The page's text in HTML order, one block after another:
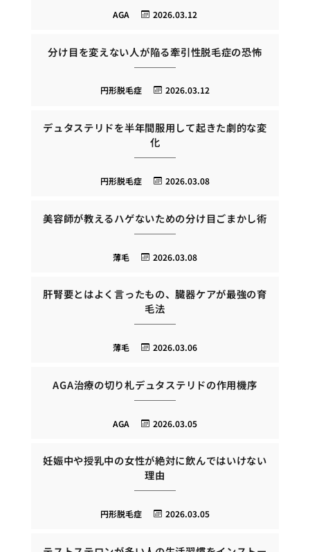
2026.03.12
AGA
分け目を変えない人が陥る牽引性脱毛症の恐怖
2026.03.12
円形脱毛症
デュタステリドを半年間服用して起きた劇的な変
化
2026.03.08
円形脱毛症
美容師が教えるハゲないための分け目ごまかし術
2026.03.08
薄毛
肝腎要とはよく言ったもの、臓器ケアが最強の育
毛法
2026.03.06
薄毛
AGA治療の切り札デュタステリドの作用機序
2026.03.05
AGA
妊娠中や授乳中の女性が絶対に飲んではいけない
理由
2026.03.05
円形脱毛症